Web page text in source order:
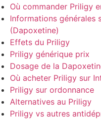
Où commander Priligy
Informations générales
(Dapoxetine)
Effets du Priligy
Priligy générique prix
Dosage de la
Où acheter Priligy sur
Priligy sur ordonnance
Alternatives au Priligy
Priligy vs autres